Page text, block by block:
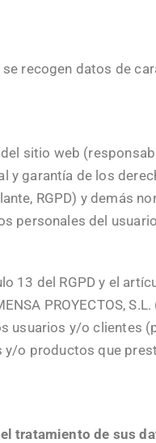
recogen datos de
sitio web
y garantía de los
RGPD) y demás
personales del
13 del RGPD y el
PROYECTOS,
usuarios y/o clientes
o productos que
tratamiento de sus